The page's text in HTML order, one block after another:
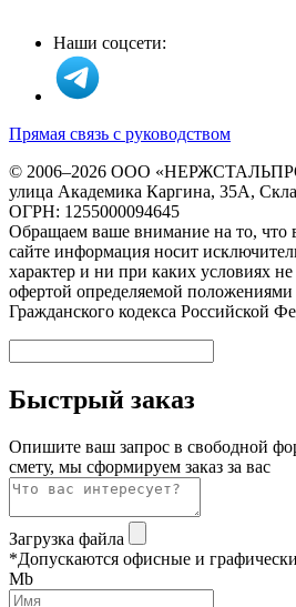
Наши соцсети:
Прямая связь с руководством
© 2006–2026 ООО
улица Академика Каргина, 35А,
ОГРН: 1255000094645
Обращаем ваше внимание на то, что
сайте информация носит
характер и ни при каких условиях
офертой определяемой положениями
Гражданского кодекса Российской
Быстрый заказ
Опишите ваш запрос в свободной
смету, мы сформируем заказ за вас
Загрузка файла
*Допускаются офисные и
Mb